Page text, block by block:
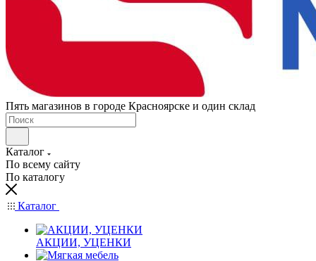
Пять магазинов в городе Красноярске и один склад
Каталог
По всему сайту
По каталогу
Каталог
АКЦИИ, УЦЕНКИ